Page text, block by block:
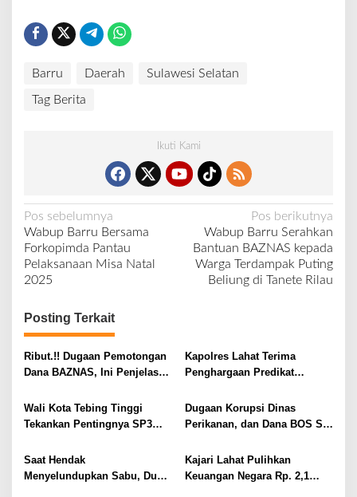
Barru Daerah Sulawesi Selatan
Tag Berita
Ikuti Kami
N
a
v
i
g
a
s
i
p
o
Pos sebelumnya
Wabup Barru Bersama
Forkopimda Pantau
Pelaksanaan Misa Natal
2025
Pos berikutnya
Wabup Barru Serahkan
Bantuan BAZNAS kepada
Warga Terdampak Puting
Beliung di Tanete Rilau
Posting Terkait
Ribut.!! Dugaan Pemotongan
Dana BAZNAS, Ini Penjelasan
Kapolres Lahat Terima
Penghargaan Predikat
Sumsel Tahun 2026
Wali Kota Tebing Tinggi
Tekankan Pentingnya SP3
Dugaan Korupsi Dinas
Perikanan, dan Dana BOS SD
Terus Dipertajam Kajari Lahat
Saat Hendak
Menyelundupkan Sabu, Dua
Kajari Lahat Pulihkan
Keuangan Negara Rp. 2,1